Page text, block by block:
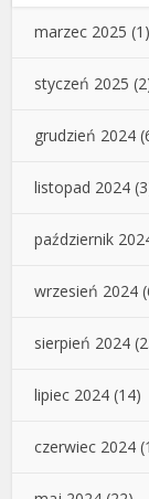
marzec 2025 (1)
styczeń 2025
grudzień 2024
listopad 2024
październik
wrzesień 2024
sierpień 2024
lipiec 2024 (14)
czerwiec 2024